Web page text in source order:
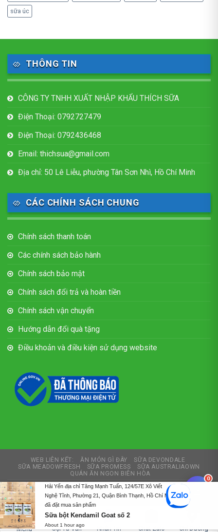
sữa úc
THÔNG TIN
CÔNG TY TNHH XUẤT NHẬP KHẨU THÍCH SỮA
Điện Thoại: 0792727479
Điện Thoại: 0792436468
Email: thichsua@gmail.com
Địa chỉ: 50 Lê Liễu, phường Tân Sơn Nhì, Hồ Chí Minh
CÁC CHÍNH SÁCH CHUNG
Chính sách thanh toán
Các chính sách bảo hành
Chính sách bảo mật
Chính sách đổi trả và hoàn tiền
Chính sách vận chuyển
Hướng dẫn đổi quà tặng
Điều khoản và điều kiện sử dụng website
WEB LIÊN KẾT: ĂN MÓN GÌ ĐÂY
SỮA DEVONDALE
SỮA MEADOWFRESH
SỮA PROMESS
SỮA AUSTRALIAOWN
QUÁN ĂN NGON BIÊN HÒA
Copyright 2026 ©Thích Sữa
Tư vấn và thiết kế webThiết kế web Biên Hòa
Menu
0792727479
Gọi Tư Vấn
Nhắn Tin Chat Zalo Chỉ Đường
Hải Yến địa chỉ Tăng Mạnh Tuấn, 124/57E Xô Viết
Nghệ Tĩnh, Phường 21, Quận Bình Thạnh, Hồ Chí Minh
đã đặt mua sản phẩm
Sữa bột Kendamil Goat số 2
About 1 hour ago
0